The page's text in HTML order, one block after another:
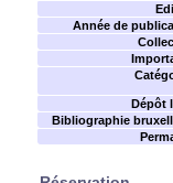
Année de
Dépôt
Bibliographie